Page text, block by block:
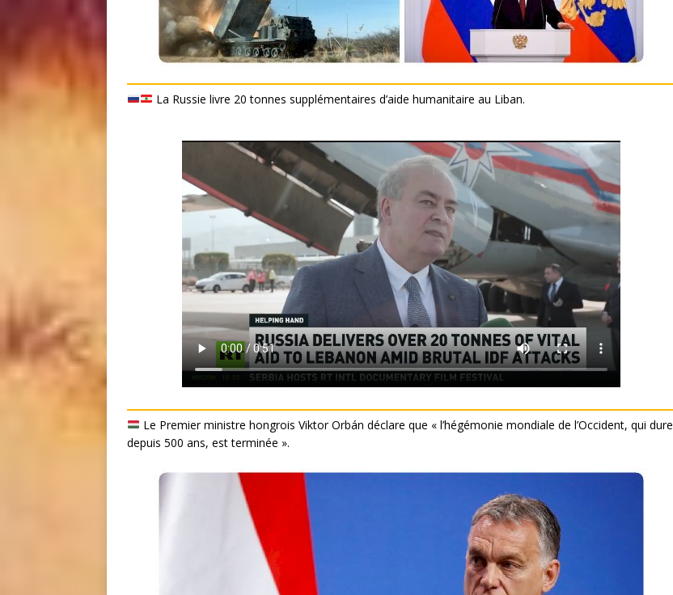
La Russie livre 20 tonnes supplémentaires d’aide humanitaire au Liban.
Le Premier ministre hongrois Viktor Orbán déclare que « l’hégémonie mondiale de l’Occident, qui dure
depuis 500 ans, est terminée ».